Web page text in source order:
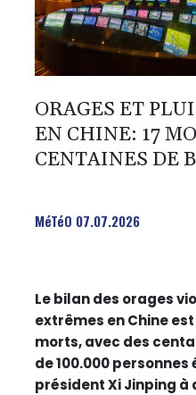
ORAGES ET
EN CHINE: 17
CENTAINES DE
MéTéO 07.07.2026
Le bilan des orages
extrêmes en Chine
morts, avec des
de 100.000
président Xi Jinping à